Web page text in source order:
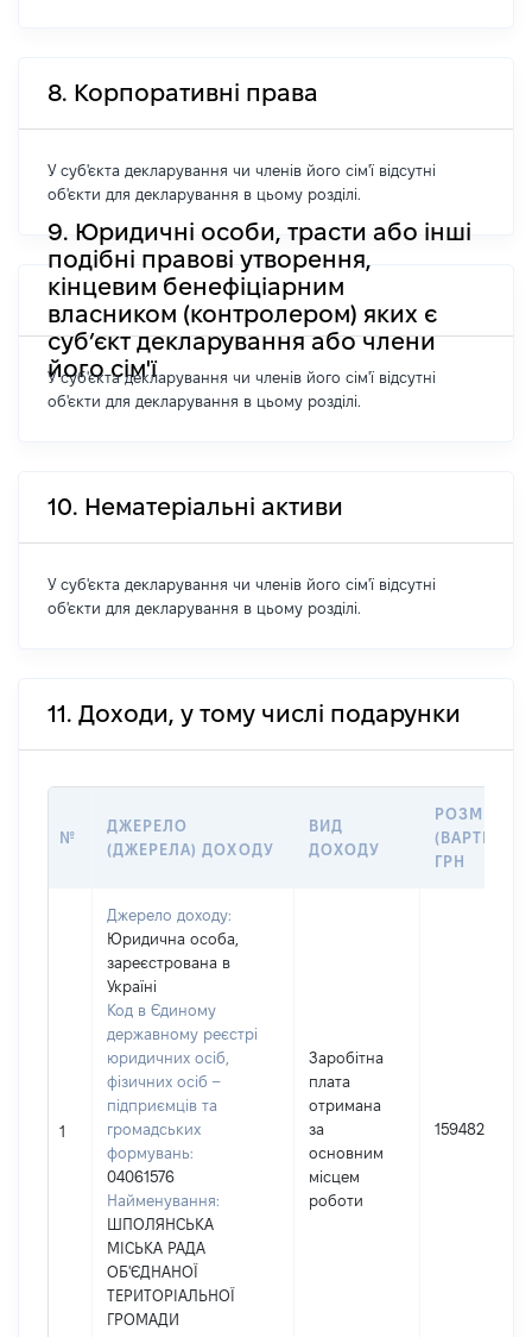
8. Корпоративні права
У суб'єкта декларування чи членів його сім'ї відсутні
об'єкти для декларування в цьому розділі.
9. Юридичні особи, трасти або інші
подібні правові утворення,
кінцевим бенефіціарним
власником (контролером) яких є
суб’єкт декларування або члени
його сім'ї
У суб'єкта декларування чи членів його сім'ї відсутні
об'єкти для декларування в цьому розділі.
10. Нематеріальні активи
У суб'єкта декларування чи членів його сім'ї відсутні
об'єкти для декларування в цьому розділі.
11. Доходи, у тому числі подарунки
№
ДЖЕРЕЛО
(ДЖЕРЕЛА) ДОХОДУ
ВИД
ДОХОДУ
РОЗМІР
(ВАРТІСТЬ),
ГРН
1
Джерело доходу:
Юридична особа,
зареєстрована в
Україні
Код в Єдиному
державному реєстрі
юридичних осіб,
фізичних осіб –
підприємців та
громадських
формувань:
04061576
Найменування:
ШПОЛЯНСЬКА
МІСЬКА РАДА
ОБ'ЄДНАНОЇ
ТЕРИТОРІАЛЬНОЇ
ГРОМАДИ
Заробітна
плата
отримана
за
основним
місцем
роботи
159482